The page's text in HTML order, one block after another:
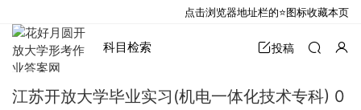
科目检索 投稿
江苏开放大学毕业实习(机电一体化技术专科) 0
点击浏览器地址栏的⭐图标收藏本页